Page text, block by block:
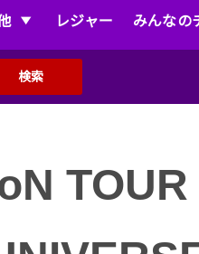
レジャー みんなの
検索
TOUR